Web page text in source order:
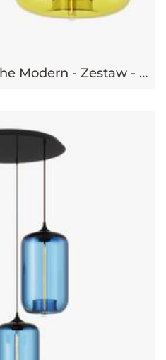
Lampa wisząca - Niche Modern - Zestaw - Pod, Oculo, Stamen, Aurora